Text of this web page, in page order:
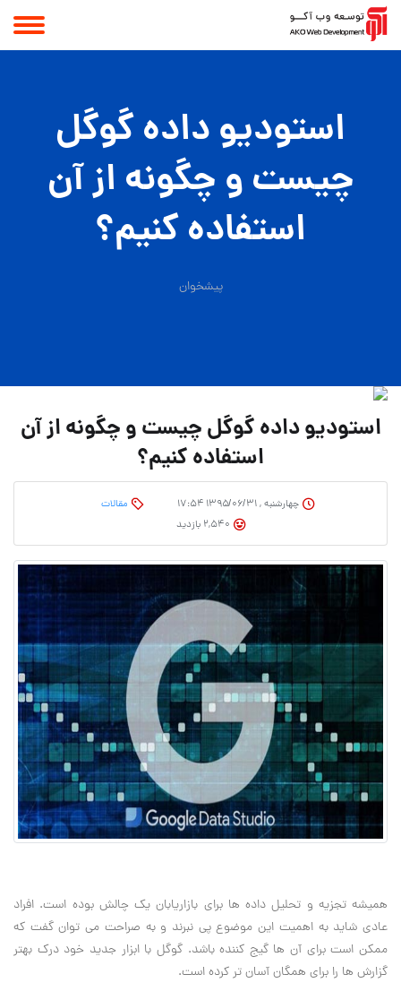
استودیو داده گوگل
چیست و چگونه از آن
استفاده کنیم؟
پیشخوان
استودیو داده گوگل چیست و چگونه از آن
استفاده کنیم؟
چهارشنبه , ۱۳۹۵/۰۶/۳۱ ۱۷:۵۴
مقالات
همیشه تجزیه و تحلیل داده ها برای بازاریابان یک چالش بوده است. افراد
عادی شاید به اهمیت این موضوع پی نبرند و به صراحت می توان گفت که
ممکن است برای آن ها گیج کننده باشد. گوگل با ابزار جدید خود درک بهتر
گزارش ها را برای همگان آسان تر کرده است.